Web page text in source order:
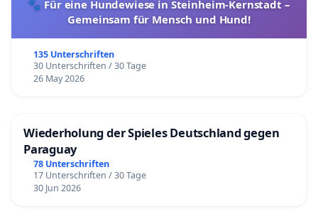
🐾 Für eine Hundewiese in Steinheim-Kernstadt –
Gemeinsam für Mensch und Hund!
135 Unterschriften
30 Unterschriften / 30 Tage
26 May 2026
Wiederholung der Spieles Deutschland gegen
Paraguay
78 Unterschriften
17 Unterschriften / 30 Tage
30 Jun 2026